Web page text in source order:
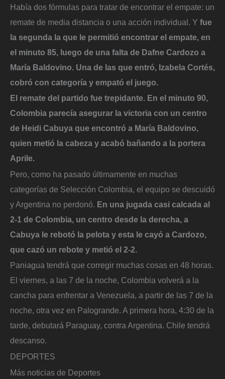
Había dos fórmulas para tratar de encontrar el empate: un
remate de media distancia o una acción individual. Y fue
la segunda la que le permitió encontrar el empate, en
el minuto 85, luego de una falta de Dafne Cardozo a
María Baldovino. Una de las que entró, Izabela Cortés,
cobró con categoría y empató el juego.
El remate del partido fue trepidante. En el minuto 90,
Colombia parecía asegurar la victoria con un centro
de Heidi Cabuya que encontró a María Baldovino,
quien metió la cabeza y acabó bañando a la portera
Aprile.
Pero, como ha pasado últimamente en muchas
categorías de Selección Colombia, el equipo se descuidó
y Argentina no perdonó. En una jugada casi calcada al
2-1 de Colombia, un centro desde la derecha, a
Cabuya le rebotó la pelota y esta le cayó a Cardozo,
que cazó un rebote y metió el 2-2.
Paniagua tendrá que corregir muchas cosas en 48 horas.
El viernes, a las 7 de la noche, Colombia volverá a la
cancha para enfrentar a Venezuela, a partir de las 7 de la
noche, otra vez en Palogrande. A primera hora, 4:30 de la
tarde, debutará Paraguay, contra Argentina. Chile tendrá
descanso.
DEPORTES
Más noticias de Deportes